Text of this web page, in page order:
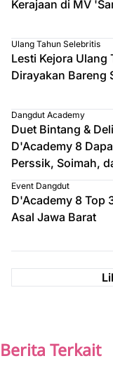
Kerajaan di MV
Ulang Tahun Selebritis
Lesti Kejora Ulang
Dirayakan Bareng
Dangdut Academy
Duet Bintang &
D'Academy 8
Perssik, Soimah,
Event Dangdut
D'Academy 8 Top
Asal Jawa Barat
Berita Terkait